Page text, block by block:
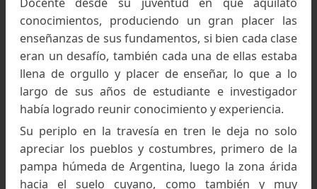
al tema impuesto, además, porque veía en
deportes de riesgos, una posible causa
abandonar el trabajo que llevaba a cabo,
por los posibles accidentes o porque
entusiasmara en demasía por esos deportes.
El 7 de junio de 1950, defendió la Tesis; una
que desarrolló en su exposición en
excelente según el profesor Néel,
título dedoctor en Ciencias , con mención